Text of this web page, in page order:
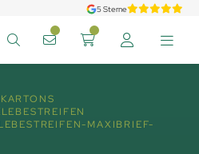
5 Sterne
MAXIBRIEF-